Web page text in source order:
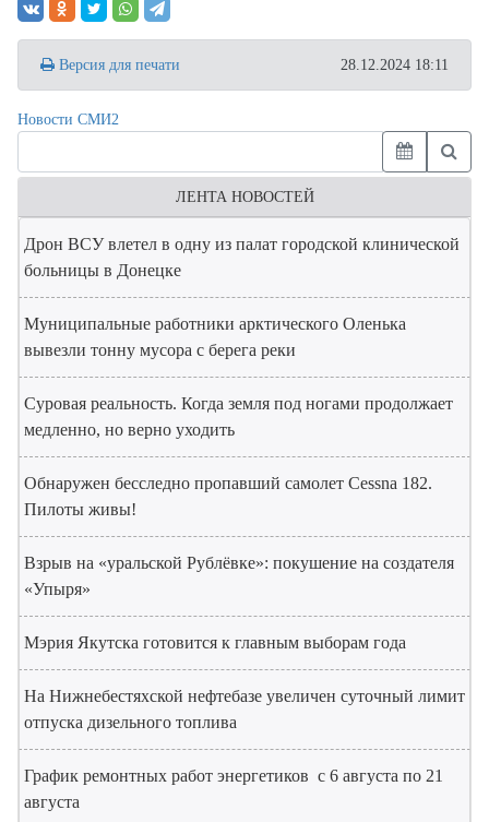
Версия для печати 28.12.2024 18:11
Новости СМИ2
ЛЕНТА НОВОСТЕЙ
Дрон ВСУ влетел в одну из палат городской клинической
больницы в Донецке
Муниципальные работники арктического Оленька
вывезли тонну мусора с берега реки
Суровая реальность. Когда земля под ногами продолжает
медленно, но верно уходить
Обнаружен бесследно пропавший самолет Cessna 182.
Пилоты живы!
Взрыв на «уральской Рублёвке»: покушение на создателя
«Упыря»
Мэрия Якутска готовится к главным выборам года
На Нижнебестяхской нефтебазе увеличен суточный лимит
отпуска дизельного топлива
График ремонтных работ энергетиков с 6 августа по 21
августа